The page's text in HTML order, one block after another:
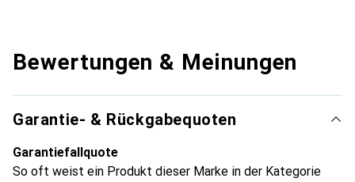
Bewertungen & Meinungen
Garantie- & Rückgabequoten
Garantiefallquote
So oft weist ein Produkt dieser Marke in der Kategorie